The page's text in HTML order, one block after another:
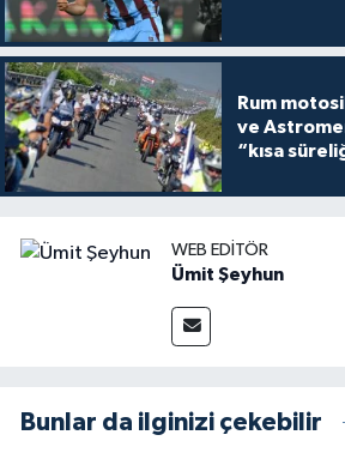
Rum
ve
“kısa
WEB EDITÖR
Ümit Şeyhun
Bunlar da ilginizi çekebilir